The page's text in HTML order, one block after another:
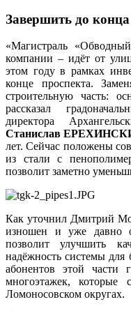
Завершить до конца
«Магистраль
компании – идёт от
этом году в рамках
конце проспекта.
строительную часть:
рассказал
директора
Станислав
лет. Сейчас положены
из стали с
позволит заметно
Как уточнил Дмитрий
изношен и уже давно
позволит улучшить
надёжность системы для
абонентов этой части
многоэтажек, которые
Ломоносовском округах.